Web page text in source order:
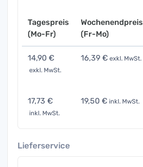
Tagespreis
(Mo-Fr)
Wochenendpreis
(Fr-Mo)
14,90 €
exkl. MwSt.
16,39 € exkl. MwSt.
17,73 €
inkl. MwSt.
19,50 € inkl. MwSt.
Lieferservice